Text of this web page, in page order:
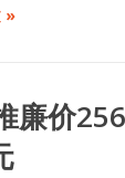
»
廉价